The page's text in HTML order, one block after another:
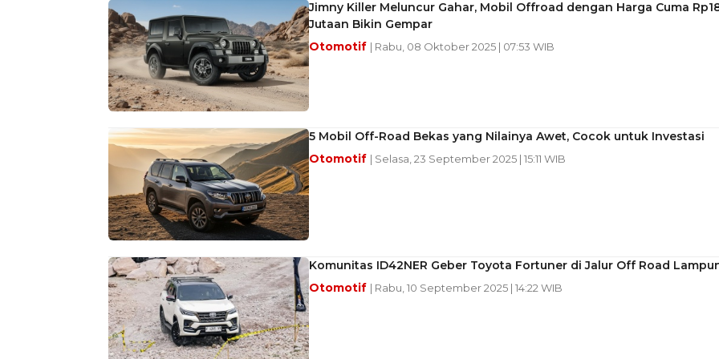
Jimny Killer Meluncur Gahar, Mobil Offroad dengan Harga Cuma
Jutaan Bikin Gempar
Otomotif | Rabu, 08 Oktober 2025 | 07:53 WIB
5 Mobil Off-Road Bekas yang Nilainya Awet, Cocok untuk Investasi
Otomotif | Selasa, 23 September 2025 | 15:11 WIB
Komunitas ID42NER Geber Toyota Fortuner di Jalur Off Road
Otomotif | Rabu, 10 September 2025 | 14:22 WIB